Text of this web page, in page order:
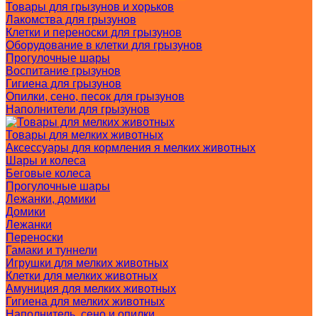
Товары для грызунов и хорьков
Лакомства для грызунов
Клетки и переноски для грызунов
Оборудование в клетки для грызунов
Прогулочные шары
Воспитание грызунов
Гигиена для грызунов
Опилки, сено, песок для грызунов
Наполнители для грызунов
Товары для мелких животных
Аксессуары для кормления я мелких животных
Шары и колеса
Беговые колеса
Прогулочные шары
Лежанки, домики
Домики
Лежанки
Переноски
Гамаки и туннели
Игрушки для мелких животных
Клетки для мелких животных
Амуниция для мелких животных
Гигиена для мелких животных